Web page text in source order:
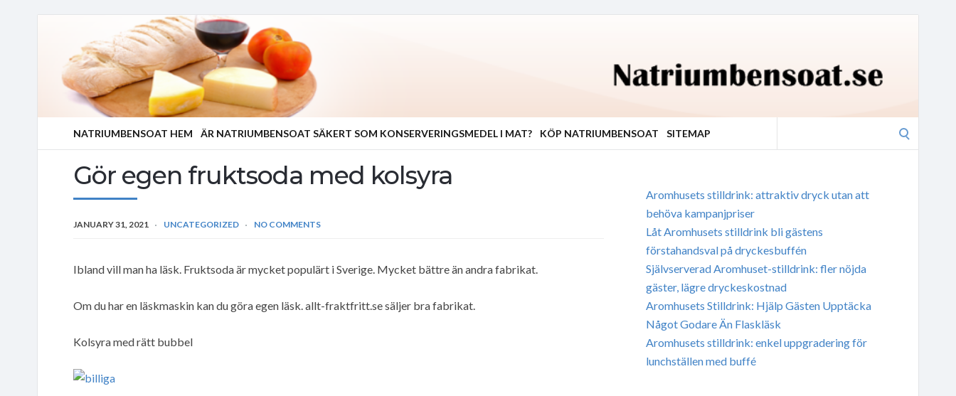
NATRIUMBENSOAT HEM ÄR NATRIUMBENSOAT SÄKERT SOM KONSERVERINGSMEDEL I MAT? KÖP NATRIUMBENSOAT SITEMAP
Gör egen fruktsoda med kolsyra
JANUARY 31, 2021 UNCATEGORIZED NO COMMENTS
Ibland vill man ha läsk. Fruktsoda är mycket populärt i Sverige. Mycket bättre än andra fabrikat.
Om du har en läskmaskin kan du göra egen läsk. allt-fraktfritt.se säljer bra fabrikat.
Kolsyra med rätt bubbel
Aromhusets stilldrink: attraktiv dryck utan att
behöva kampanjpriser
Låt Aromhusets stilldrink bli gästens
förstahandsval på dryckesbuffén
Självserverad Aromhuset-stilldrink: fler nöjda
gäster, lägre dryckeskostnad
Aromhusets Stilldrink: Hjälp Gästen Upptäcka
Något Godare Än Flaskläsk
Aromhusets stilldrink: enkel uppgradering för
lunchställen med buffé